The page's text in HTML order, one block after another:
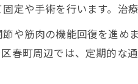
定や手術を行います。治
や筋肉の機能回復を進
春町周辺では、定期的